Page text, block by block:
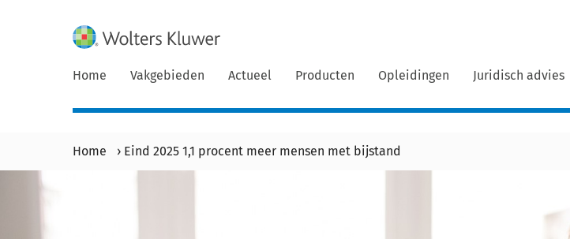
Home Vakgebieden Actueel Producten Opleidingen Juridisch advies
Home › Eind 2025 1,1 procent meer mensen met bijstand